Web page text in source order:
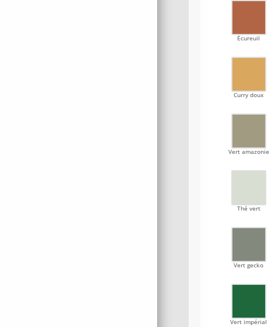
Écureuil
Curry doux
Vert amazonie
Thé vert
Vert gecko
Vert impérial